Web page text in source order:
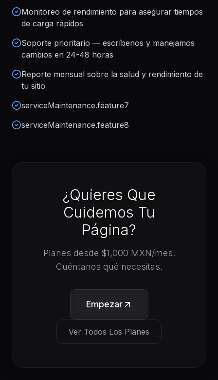
Monitoreo de rendimiento para asegurar tiempos
de carga rápidos
Soporte prioritario — escríbenos y manejamos
cambios en 24-48 horas
Reporte mensual sobre la salud y rendimiento de
tu sitio
serviceMaintenance.feature7
serviceMaintenance.feature8
¿Quieres Que
Cuidemos Tu
Página?
Planes desde $1,000 MXN/mes.
Cuéntanos qué necesitas.
Empezar
Ver Todos Los Planes